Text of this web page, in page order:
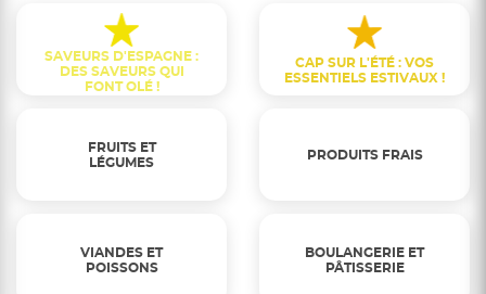
SAVEURS D'ESPAGNE :
DES SAVEURS QUI
FONT OLÉ !
CAP SUR L'ÉTÉ : VOS
ESSENTIELS ESTIVAUX !
FRUITS ET
LÉGUMES
PRODUITS FRAIS
VIANDES ET
POISSONS
BOULANGERIE ET
PÂTISSERIE